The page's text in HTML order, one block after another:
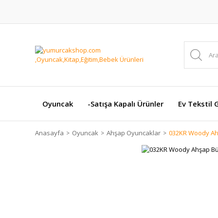
Oyuncak -Satışa Kapalı Ürünler Ev Tekstil
Anasayfa Oyuncak Ahşap Oyuncaklar 032KR Woody